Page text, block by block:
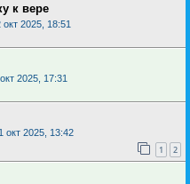
к вере
окт 2025, 18:51
2025, 17:31
окт 2025, 13:42
1 2